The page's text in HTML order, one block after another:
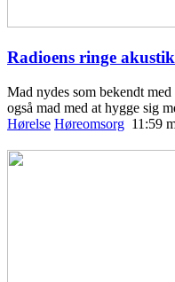
Radioens ringe
Mad nydes som bekendt
også mad med at hygge sig
Hørelse Høreomsorg 11:59